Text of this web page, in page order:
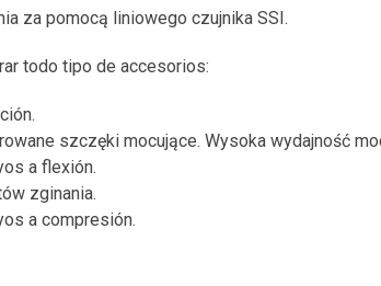
za pomocą liniowego czujnika SSI.
todo tipo de accesorios:
szczęki mocujące. Wysoka wydajność
a flexión.
zginania.
a compresión.